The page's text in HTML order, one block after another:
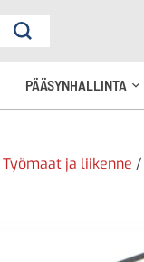
Hae
PÄÄSYNHALLINTA
Työmaat ja liikenne /